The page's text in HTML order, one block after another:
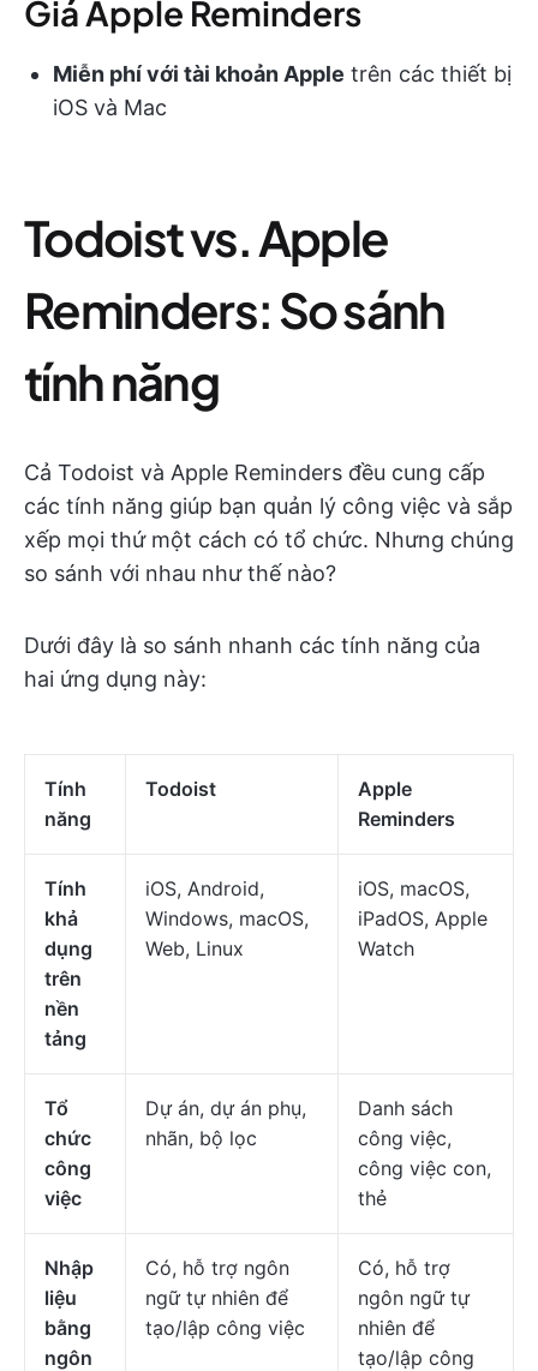
Giá Apple Reminders
Miễn phí với tài khoản Apple trên các thiết bị
iOS và Mac
Todoist vs. Apple
Reminders: So sánh
tính năng
Cả Todoist và Apple Reminders đều cung cấp
các tính năng giúp bạn quản lý công việc và sắp
xếp mọi thứ một cách có tổ chức. Nhưng chúng
so sánh với nhau như thế nào?
Dưới đây là so sánh nhanh các tính năng của
hai ứng dụng này:
Tính
năng
Todoist
Apple
Reminders
Tính
khả
dụng
trên
nền
tảng
iOS, Android,
Windows, macOS,
Web, Linux
iOS, macOS,
iPadOS, Apple
Watch
Tổ
chức
công
việc
Dự án, dự án phụ,
nhãn, bộ lọc
Danh sách
công việc,
công việc con,
thẻ
Nhập
liệu
bằng
ngôn
Có, hỗ trợ ngôn
ngữ tự nhiên để
tạo/lập công việc
Có, hỗ trợ
ngôn ngữ tự
nhiên để
tạo/lập công